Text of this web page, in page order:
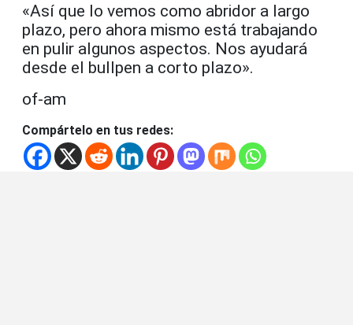
«Así que lo vemos como abridor a largo
plazo, pero ahora mismo está trabajando
en pulir algunos aspectos. Nos ayudará
desde el bullpen a corto plazo».
of-am
Compártelo en tus redes: